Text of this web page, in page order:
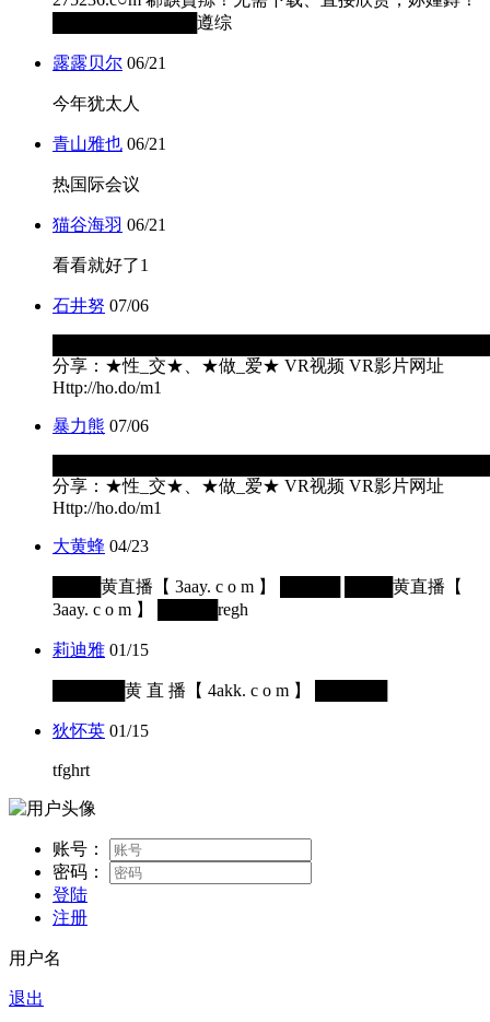
████████████遵综
露露贝尔 06/21
今年犹太人
青山雅也 06/21
热国际会议
猫谷海羽 06/21
看看就好了1
石井努 07/06
分享：★性_交★、★做_爱★ VR视频 VR影片网址
Http://ho.do/m1
暴力熊 07/06
分享：★性_交★、★做_爱★ VR视频 VR影片网址
Http://ho.do/m1
大黄蜂 04/23
████黄直播【 3aay. c o m 】 █████ ████黄直播【
3aay. c o m 】 █████regh
莉迪雅 01/15
██████黄 直 播【 4akk. c o m 】 ██████
狄怀英 01/15
tfghrt
账号：
密码：
登陆
注册
用户名
退出